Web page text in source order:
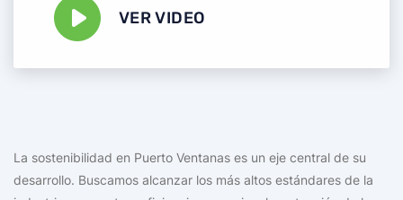
VER VIDEO
La sostenibilidad en Puerto Ventanas es un eje central de su
desarrollo. Buscamos alcanzar los más altos estándares de la